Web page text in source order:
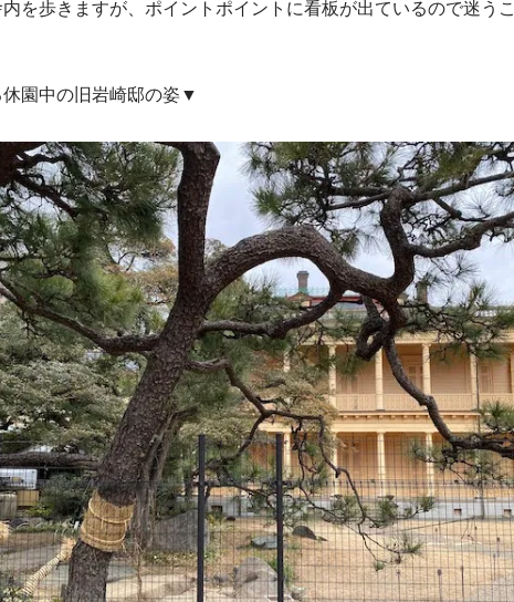
を歩きますが、ポイントポイントに看板が出ているので迷う
園中の旧岩崎邸の姿▼